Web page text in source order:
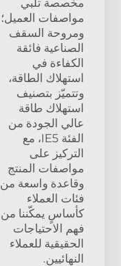
مواصفات العميل؛
ومروحة السقف
الصناعية فائقة
الكفاءة في
استهلاك الطاقة،
وتتميّز بتصنيف
استهلاك طاقة
عالي الجودة من
الفئة IE5، مع
التركيز على
مواصفات المنتج
وقاعدة واسعة من
فئات العملاء
كأساسٍ يمكّننا من
فهم الاحتياجات
الحقيقية للعملاء
النهائيين.